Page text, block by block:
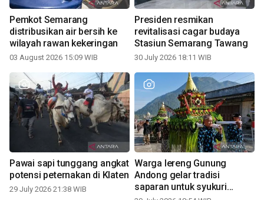
Pemkot Semarang
distribusikan air bersih ke
wilayah rawan kekeringan
03 August 2026 15:09 WIB
Presiden resmikan
revitalisasi cagar budaya
Stasiun Semarang Tawang
30 July 2026 18:11 WIB
Pawai sapi tunggang angkat
potensi peternakan di Klaten
29 July 2026 21:38 WIB
Warga lereng Gunung
Andong gelar tradisi
saparan untuk syukuri